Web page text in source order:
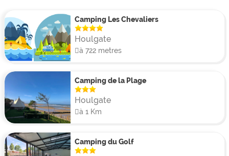
Camping Les Chevaliers
Houlgate
à 722 metres
Camping de la Plage
Houlgate
à 1 Km
Camping du Golf